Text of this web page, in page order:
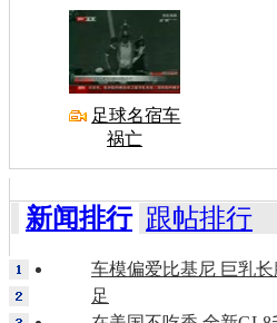
足球名宿车
祸亡
新闻排行 跟帖排行
车模偏爱比基尼 巨乳
足